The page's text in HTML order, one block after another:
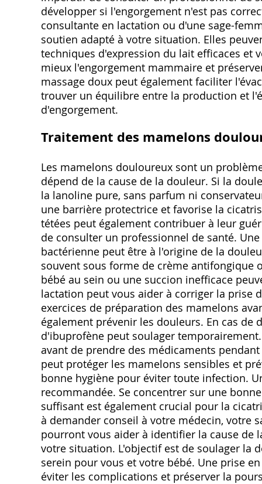
développer si l'engorgement n'est pas
consultante en lactation ou d'une sage-
soutien adapté à votre situation. Elles
techniques d'expression du lait efficaces et
mieux l'engorgement mammaire et
massage doux peut également faciliter
trouver un équilibre entre la production et
d'engorgement.
Traitement des mamelons
Les mamelons douloureux sont un
dépend de la cause de la douleur. Si la
la lanoline pure, sans parfum ni
une barrière protectrice et favorise la
tétées peut également contribuer à leur
de consulter un professionnel de santé.
bactérienne peut être à l'origine de la
souvent sous forme de crème
bébé au sein ou une succion inefficace
lactation peut vous aider à corriger la prise
exercices de préparation des mamelons
également prévenir les douleurs. En cas
d'ibuprofène peut soulager
avant de prendre des médicaments
peut protéger les mamelons sensibles et
bonne hygiène pour éviter toute infection.
recommandée. Se concentrer sur une
suffisant est également crucial pour la
à demander conseil à votre médecin, votre
pourront vous aider à identifier la cause de
votre situation. L'objectif est de soulager la
serein pour vous et votre bébé. Une prise
éviter les complications et préserver la